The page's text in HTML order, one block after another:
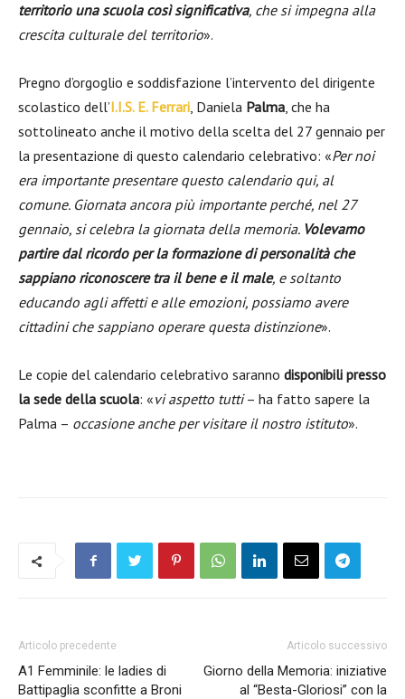
territorio una scuola così significativa, che si impegna alla
crescita culturale del territorio».
Pregno d’orgoglio e soddisfazione l’intervento del dirigente
scolastico dell’I.I.S. E. Ferrari, Daniela Palma, che ha
sottolineato anche il motivo della scelta del 27 gennaio per
la presentazione di questo calendario celebrativo: «Per noi
era importante presentare questo calendario qui, al
comune. Giornata ancora più importante perché, nel 27
gennaio, si celebra la giornata della memoria. Volevamo
partire dal ricordo per la formazione di personalità che
sappiano riconoscere tra il bene e il male, e soltanto
educando agli affetti e alle emozioni, possiamo avere
cittadini che sappiano operare questa distinzione».
Le copie del calendario celebrativo saranno disponibili presso
la sede della scuola: «vi aspetto tutti– ha fatto sapere la
Palma – occasione anche per visitare il nostro istituto».
Articolo precedente
A1 Femminile: le ladies di
Battipaglia sconfitte a Broni
Articolo successivo
Giorno della Memoria: iniziative
al “Besta-Gloriosi” con la